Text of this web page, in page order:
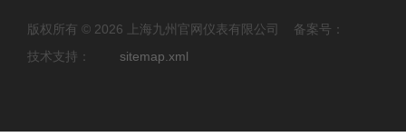
版权所有 © 2026 上海九州官网仪表有限公司 备案号：
技术支持： sitemap.xml